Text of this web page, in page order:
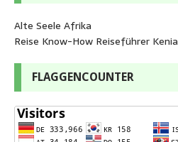
Alte Seele Afrika
Reise Know-How Reiseführer Kenia
FLAGGENCOUNTER